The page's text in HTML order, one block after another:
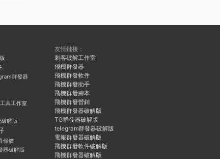
群發器
具工作室
解版
報價
器破解版
友情鏈接：
刺客破解工作室
飛機群發器
飛機群發軟件
飛機群發助手
飛機群發腳本
飛機群發營銷
飛機群發器破解版
TG群發器破解版
telegram群發器破解版
電報群發器破解版
飛機群發軟件破解版
飛機群發器破解版